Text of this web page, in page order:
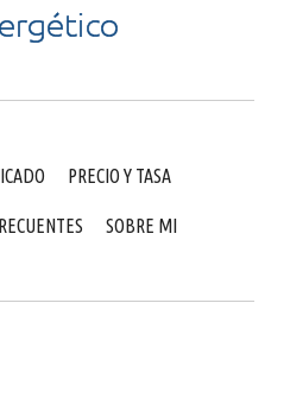
PRECIO Y TASA
SOBRE MI